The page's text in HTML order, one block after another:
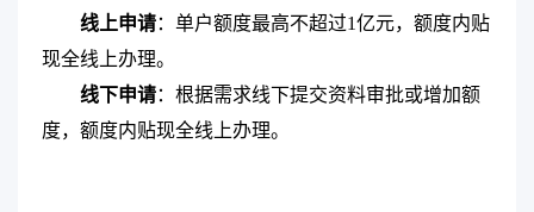
线上申请：单户额度最高不超过1亿元，额度内贴
现全线上办理。
线下申请：根据需求线下提交资料审批或增加额
度，额度内贴现全线上办理。